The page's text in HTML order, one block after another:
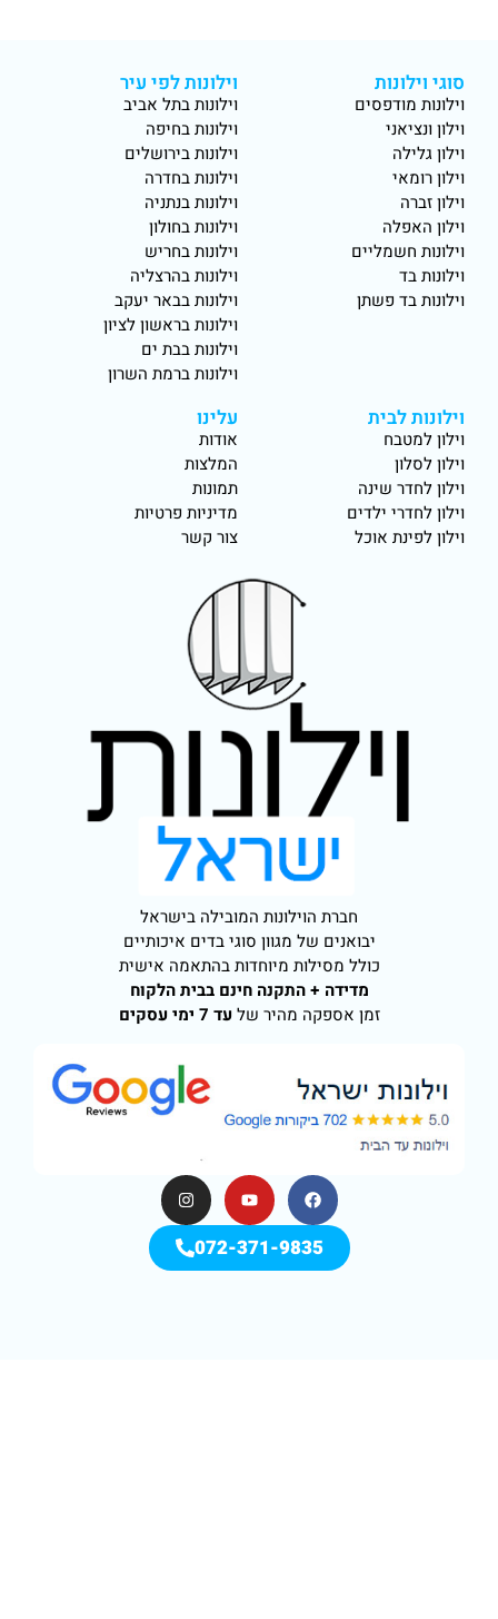
סוגי וילונות
וילונות מודפסים
וילון ונציאני
וילון גלילה
וילון רומאי
וילון זברה
וילון האפלה
וילונות חשמליים
וילונות בד
וילונות בד פשתן
וילונות לפי עיר
וילונות בתל אביב
וילונות בחיפה
וילונות בירושלים
וילונות בחדרה
וילונות בנתניה
וילונות בחולון
וילונות בחריש
וילונות בהרצליה
וילונות בבאר יעקב
וילונות בראשון לציון
וילונות בבת ים
וילונות ברמת השרון
וילונות לבית
וילון למטבח
וילון לסלון
וילון לחדר שינה
וילון לחדרי ילדים
וילון לפינת אוכל
עלינו
אודות
המלצות
תמונות
מדיניות פרטיות
צור קשר
חברת הוילונות המובילה בישראל
יבואנים של מגוון סוגי בדים איכותיים
כולל מסילות מיוחדות בהתאמה אישית
מדידה + התקנה חינם בבית הלקוח
זמן אספקה מהיר שלעד 7 ימי עסקים
072-371-9835